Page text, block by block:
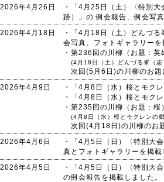
2026年4月26日
・「4月25日（土）〈特別
跡）」の 例会報告、例会写
2026年4月18日
・「4月18日（土）どんづ
会写真、フォトギャラリーを
・第236回の川柳（お題：英
(4月18日（土）どんづる峯（
次回(5月6日)の川柳のお題
2026年4月9日
・「4月8日（水）桜とモク
・「4月8日（水）桜とモク
・第235回の川柳（お題：桜
(4月8日（水）桜とモクレンの
次回(4月18日)の川柳のお
2026年4月6日
・「4月5日（日）〈特別大
真とフォトギャラリーを掲載
2026年4月5日
・「4月5日（日）〈特別大
の例会報告を掲載しました。